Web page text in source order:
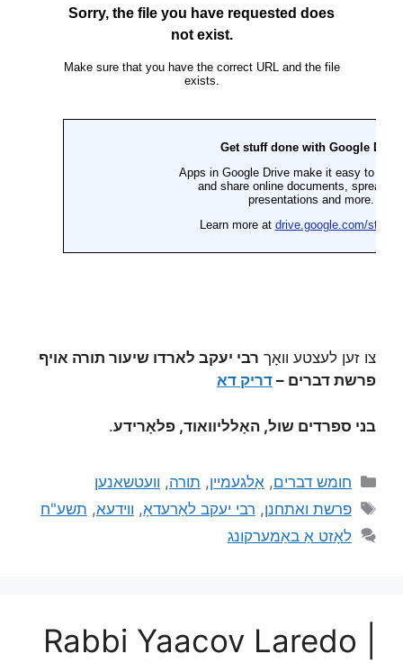
צו זען לעצטע וואָך רבי יעקב לארדו שיעור תורה אויף
פרשת דברים – דריק דא
בני ספרדים שול, האָלליוואוד, פלאָרידע.
חומש דברים, אַלגעמיין, תורה, וועטשאנען
פרשת ואתחנן, רבי יעקב לאַרעדאָ, ווידעא, תשע"ח
לאָזט אַ באַמערקונג
Rabbi Yaacov Laredo |